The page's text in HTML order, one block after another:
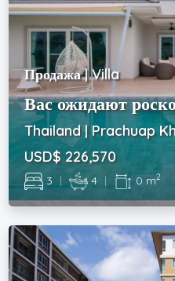
Продажа | Villa
Вас ожидают
Thailand | Prachuap
USD$ 226,570
3 | 4 | 0 m2